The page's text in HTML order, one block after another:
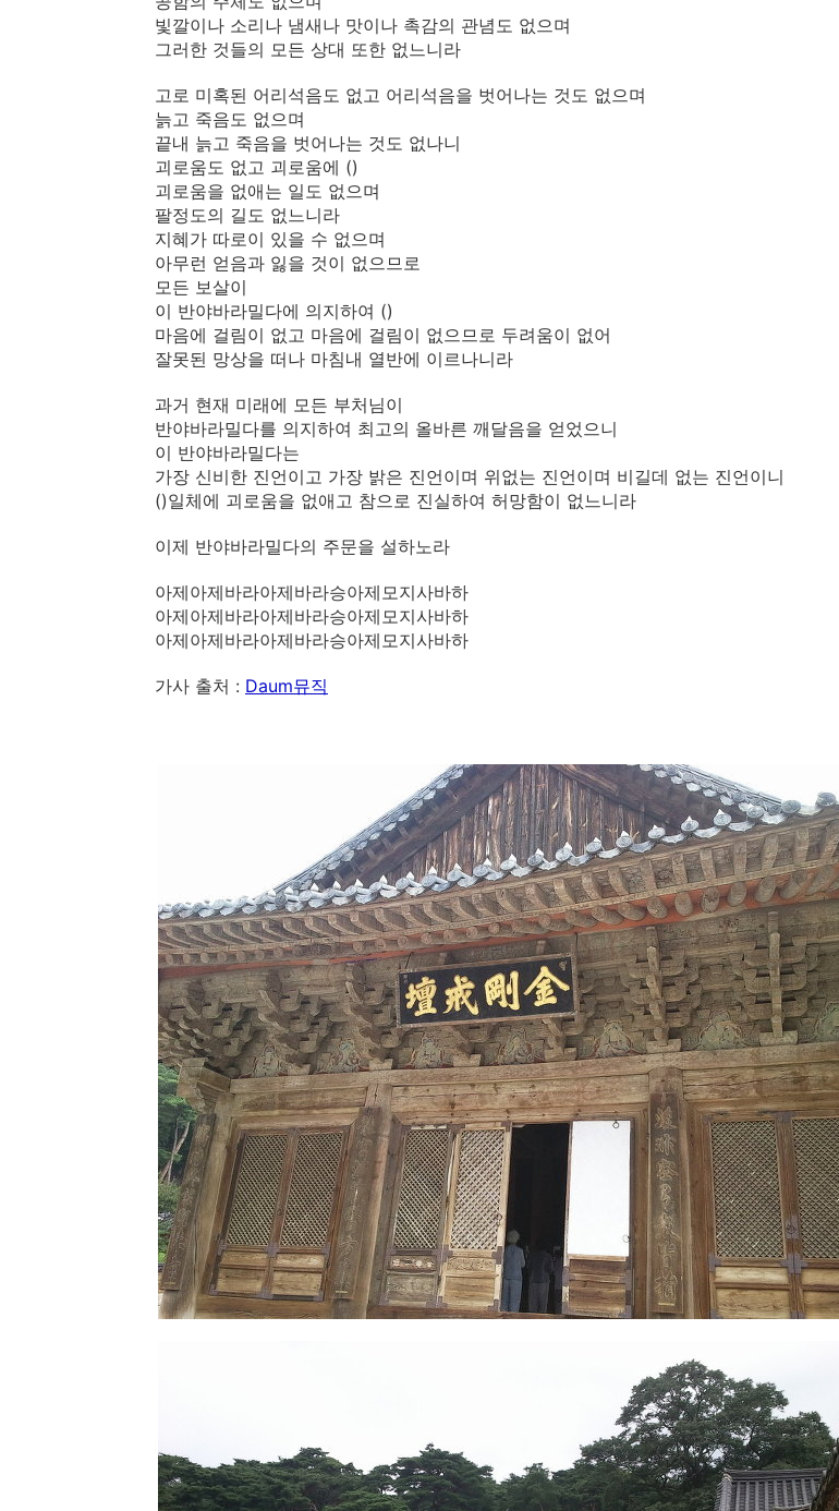
빛깔이나 소리나 냄새나 맛이나 촉감의 관념도 없으며
그러한 것들의 모든 상대 또한 없느니라
고로 미혹된 어리석음도 없고 어리석음을 벗어나는 것도 없으며
늙고 죽음도 없으며
끝내 늙고 죽음을 벗어나는 것도 없나니
괴로움도 없고 괴로움에 ()
괴로움을 없애는 일도 없으며
팔정도의 길도 없느니라
지혜가 따로이 있을 수 없으며
아무런 얻음과 잃을 것이 없으므로
모든 보살이
이 반야바라밀다에 의지하여 ()
마음에 걸림이 없고 마음에 걸림이 없으므로 두려움이 없어
잘못된 망상을 떠나 마침내 열반에 이르나니라
과거 현재 미래에 모든 부처님이
반야바라밀다를 의지하여 최고의 올바른 깨달음을 얻었으니
이 반야바라밀다는
가장 신비한 진언이고 가장 밝은 진언이며 위없는 진언이며 비길데 없는 진언이니
()일체에 괴로움을 없애고 참으로 진실하여 허망함이 없느니라
이제 반야바라밀다의 주문을 설하노라
아제아제바라아제바라승아제모지사바하
아제아제바라아제바라승아제모지사바하
아제아제바라아제바라승아제모지사바하
가사 출처 : Daum뮤직